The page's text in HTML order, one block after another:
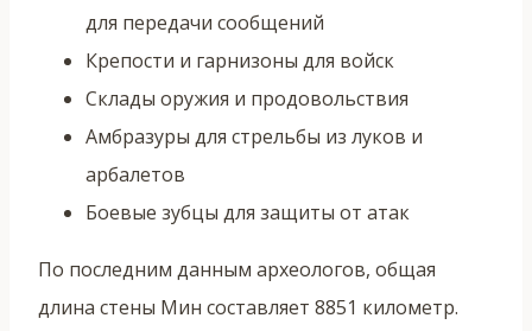
для передачи сообщений
Крепости и гарнизоны для войск
Склады оружия и продовольствия
Амбразуры для стрельбы из луков и
арбалетов
Боевые зубцы для защиты от атак
По последним данным археологов, общая
длина стены Мин составляет 8851 километр.